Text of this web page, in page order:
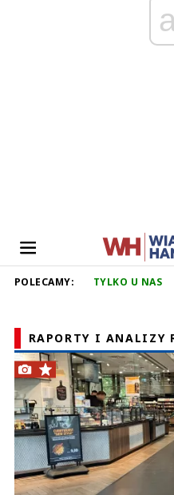
POLECAMY: TYLKO U NAS
RAPORTY I ANALIZY